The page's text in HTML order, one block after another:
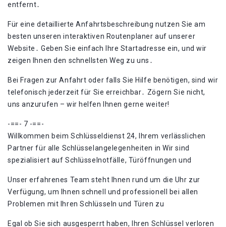
entfernt․
Für eine detaillierte Anfahrtsbeschreibung nutzen Sie am
besten unseren interaktiven Routenplaner auf unserer
Website․ Geben Sie einfach Ihre Startadresse ein, und wir
zeigen Ihnen den schnellsten Weg zu uns․
Bei Fragen zur Anfahrt oder falls Sie Hilfe benötigen, sind wir
telefonisch jederzeit für Sie erreichbar․ Zögern Sie nicht,
uns anzurufen – wir helfen Ihnen gerne weiter!​
-==- 7 -==-
Willkommen beim Schlüsseldienst 24, Ihrem verlässlichen
Partner für alle Schlüsselangelegenheiten in Wir sind
spezialisiert auf Schlüsselnotfälle, Türöffnungen und
Unser erfahrenes Team steht Ihnen rund um die Uhr zur
Verfügung, um Ihnen schnell und professionell bei allen
Problemen mit Ihren Schlüsseln und Türen zu
Egal ob Sie sich ausgesperrt haben, Ihren Schlüssel verloren